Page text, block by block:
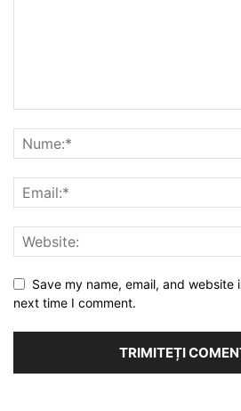
Save my name, email, and website
next time I comment.